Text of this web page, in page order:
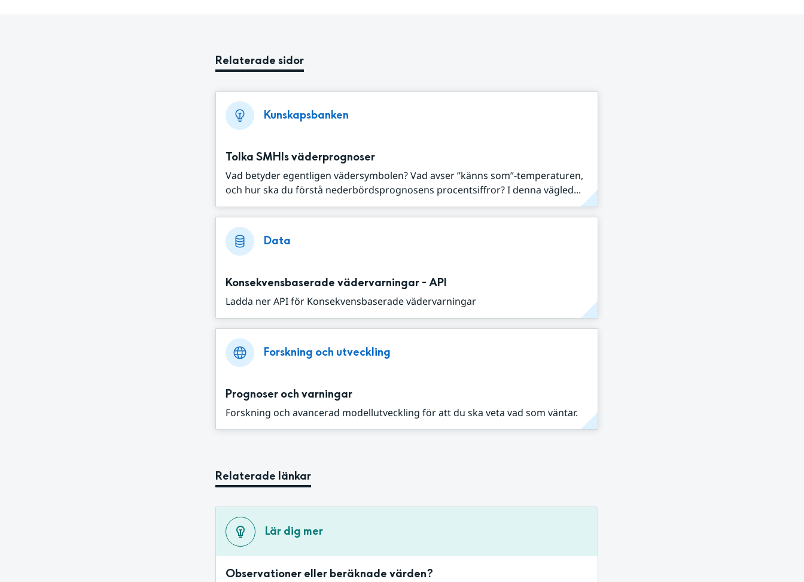
Relaterade sidor
Kunskapsbanken
Tolka SMHIs väderprognoser
Vad betyder egentligen vädersymbolen? Vad avser ”känns som”-temperaturen,
och hur ska du förstå nederbördsprognosens procentsiffror? I denna vägled...
Data
Konsekvensbaserade vädervarningar - API
Ladda ner API för Konsekvensbaserade vädervarningar
Forskning och utveckling
Prognoser och varningar
Forskning och avancerad modellutveckling för att du ska veta vad som väntar.
Relaterade länkar
Lär dig mer
Observationer eller beräknade värden?